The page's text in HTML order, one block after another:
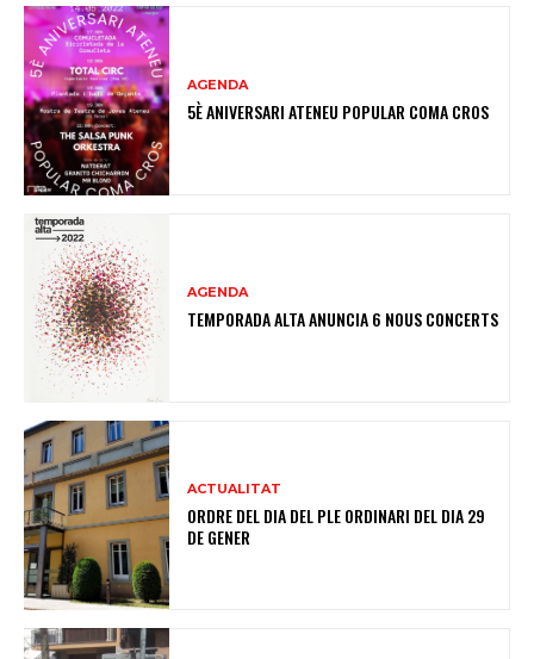
AGENDA
5È ANIVERSARI ATENEU POPULAR COMA CROS
AGENDA
TEMPORADA ALTA ANUNCIA 6 NOUS CONCERTS
ACTUALITAT
ORDRE DEL DIA DEL PLE ORDINARI DEL DIA 29
DE GENER